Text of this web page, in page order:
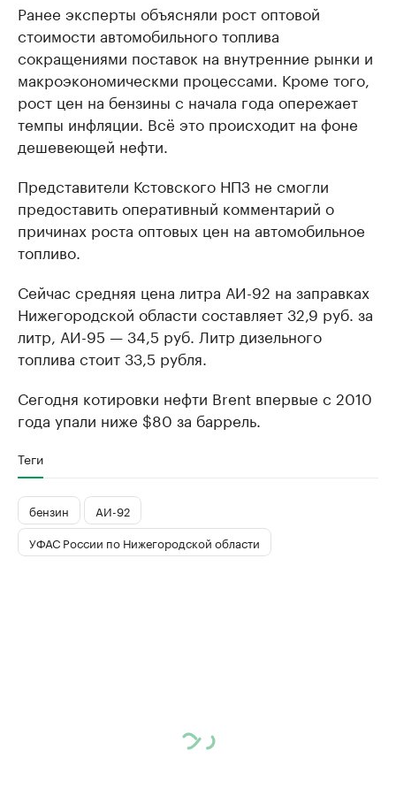
Ранее эксперты объясняли рост оптовой
стоимости автомобильного топлива
сокращениями поставок на внутренние рынки и
макроэкономическми процессами. Кроме того,
рост цен на бензины с начала года опережает
темпы инфляции. Всё это происходит на фоне
дешевеющей нефти.
Представители Кстовского НПЗ не смогли
предоставить оперативный комментарий о
причинах роста оптовых цен на автомобильное
топливо.
Сейчас средняя цена литра АИ-92 на заправках
Нижегородской области составляет 32,9 руб. за
литр, АИ-95 — 34,5 руб. Литр дизельного
топлива стоит 33,5 рубля.
Сегодня котировки нефти Brent впервые с 2010
года упали ниже $80 за баррель.
Теги
бензин
АИ-92
УФАС России по Нижегородской области